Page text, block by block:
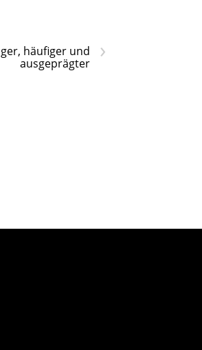
›
häufiger und
ausgeprägter